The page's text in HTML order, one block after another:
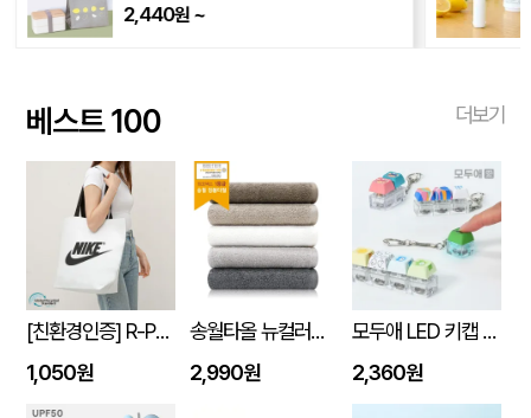
8,980원 ~
베스트 100 더보기
[친환경인증] R-PET 고밀도 리유저블백 (검정내피/170g)(S~XL)
1,050원
송월타올 뉴컬러무지 150g (30수/40*80cm)
2,990원
모두애 LED 키캡 키링 굿즈
2,360원